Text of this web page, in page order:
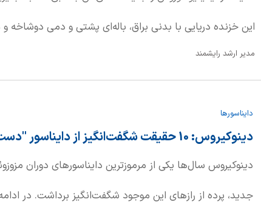
این خزنده دریایی با بدنی براق، باله‌ای پشتی و دمی دوشاخه
شگفت‌انگیزی به ماهی‌ها داشت. این تشابه، نمونه‌ای از
می‌کنند.
مدیر ارشد رایشمند
دایناسورها
دینوکیروس: 10 حقیقت شگفت‌انگیز از دایناسور "دست وحشتناک"!
دینوکیروس سال‌ها یکی از مرموزترین دایناسورهای دوران